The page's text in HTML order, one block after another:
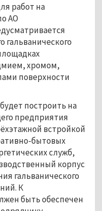
работ на
АО
гальванического
хромом,
поверхности
построить на
предприятия
встройкой
бытовых
служб,
корпус
гальванического
К
быть обеспечен